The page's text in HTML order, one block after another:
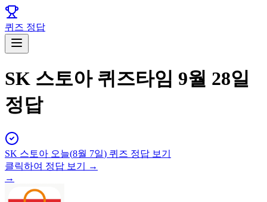
퀴즈 정답
SK 스토아 퀴즈타임 9월 28일
정답
SK 스토아 오늘(8월 7일) 퀴즈 정답 보기
클릭하여 정답 보기 →
→